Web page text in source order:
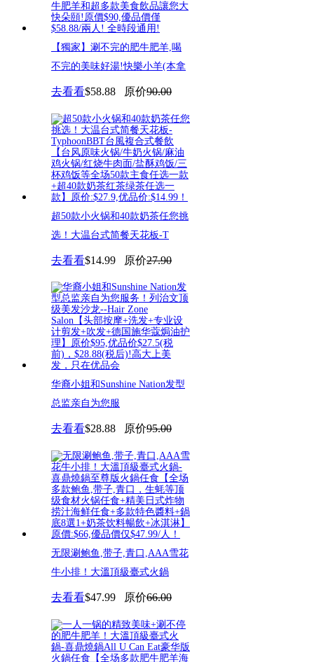
【獨家】涮不完的肥牛肥羊,喝
不完的美味好湯!快樂小羊(本拿
去看看$58.88 原价90.00
超50款小火锅和40款奶茶任您挑
选！大温台式简餐天花板-T
去看看$14.99 原价27.90
华裔小姐和Sunshine Nation发型
总监亲自为您服
去看看$28.88 原价95.00
无限涮鲍鱼,带子,青口,AAA雪花
牛小排！大溫頂級臺式火鍋
去看看$47.99 原价66.00